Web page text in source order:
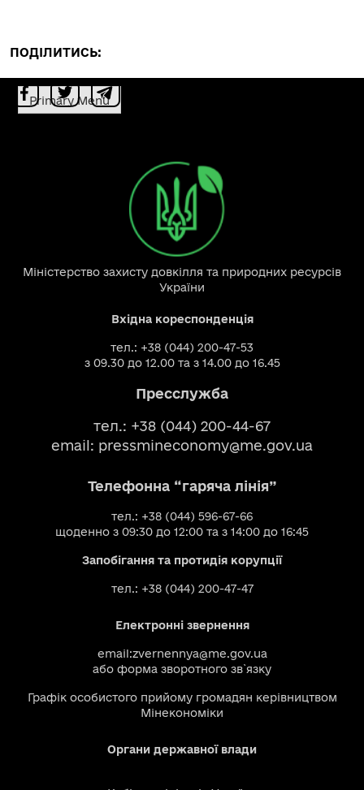
ПОДІЛИТИСЬ:
Primary Menu
Міністерство захисту довкілля та природних ресурсів
України
Вхідна кореспонденція
тел.: +38 (044) 200-47-53
з 09.30 до 12.00 та з 14.00 до 16.45
Пресслужба
тел.: +38 (044) 200-44-67
email: pressmineconomy@me.gov.ua
Телефонна “гаряча лінія”
тел.: +38 (044) 596-67-66
щоденно з 09:30 до 12:00 та з 14:00 до 16:45
Запобігання та протидія корупції
тел.: +38 (044) 200-47-47
Електронні звернення
email:zvernennya@me.gov.ua
або форма зворотного зв`язку
Графік особистого прийому громадян керівництвом
Мінекономіки
Органи державної влади